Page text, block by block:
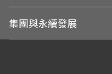
集團與永續發展